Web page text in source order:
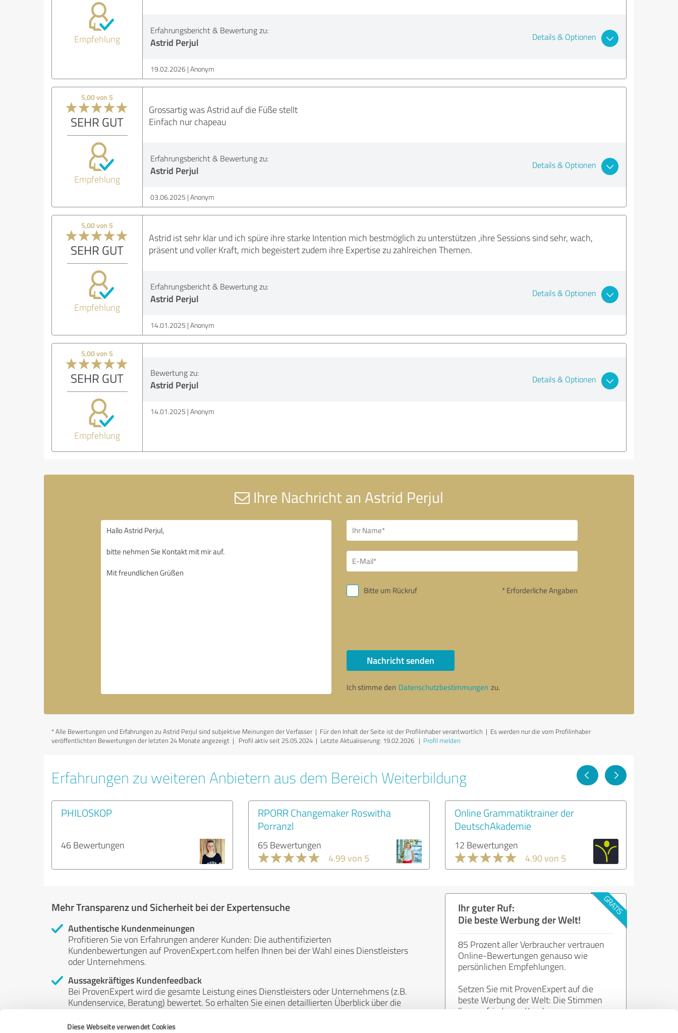
Diese Webseite verwendet Cookies
Empfehlung
Erfahrungsbericht & Bewertung zu:
Astrid Perjul Details & Optionen
19.02.2026 Anonym
5,00 von 5
SEHR GUT
Empfehlung
Grossartig was Astrid auf die Füße stellt
Einfach nur chapeau
Erfahrungsbericht & Bewertung zu:
Astrid Perjul Details & Optionen
03.06.2025 Anonym
5,00 von 5
SEHR GUT
Empfehlung
Astrid ist sehr klar und ich spüre ihre starke Intention mich bestmöglich zu unterstützen ,ihre Sessions sind sehr, wach,
präsent und voller Kraft, mich begeistert zudem ihre Expertise zu zahlreichen Themen.
Erfahrungsbericht & Bewertung zu:
Astrid Perjul Details & Optionen
14.01.2025 Anonym
5,00 von 5
SEHR GUT
Empfehlung
Bewertung zu:
Astrid Perjul Details & Optionen
14.01.2025 Anonym
Ihre Nachricht an Astrid Perjul
Bitte um Rückruf * Erforderliche Angaben
Nachricht senden
Ich stimme den Datenschutzbestimmungen zu.
*Alle Bewertungen und Erfahrungen zu Astrid Perjul sind subjektive Meinungen der Verfasser | Für den Inhalt der Seite ist der Profilinhaber verantwortlich | Es werden nur die vom Profilinhaber
veröffentlichten Bewertungen der letzten 24 Monate angezeigt | Profil aktiv seit 25.05.2024 | Letzte Aktualisierung: 19.02.2026 | Profil melden
Erfahrungen zu weiteren Anbietern aus dem Bereich Weiterbildung
PHILOSKOP
46 Bewertungen
RPORR Changemaker Roswitha
Porranzl
65 Bewertungen
4.99 von 5
Online Grammatiktrainer der
DeutschAkademie
12 Bewertungen
4.90 von 5
Mehr Transparenz und Sicherheit bei der Expertensuche
Authentische Kundenmeinungen
Profitieren Sie von Erfahrungen anderer Kunden: Die authentifizierten
Kundenbewertungen auf ProvenExpert.com helfen Ihnen bei der Wahl eines Dienstleisters
oder Unternehmens.
Aussagekräftiges Kundenfeedback
Bei ProvenExpert wird die gesamte Leistung eines Dienstleisters oder Unternehmens (z.B.
Kundenservice, Beratung) bewertet. So erhalten Sie einen detaillierten Überblick über die
Ihr guter Ruf:
Die beste Werbung der Welt!
85 Prozent aller Verbraucher vertrauen
Online-Bewertungen genauso wie
persönlichen Empfehlungen.
Setzen Sie mit ProvenExpert auf die
beste Werbung der Welt: Die Stimmen
Ihrer zufriedenen Kunden.